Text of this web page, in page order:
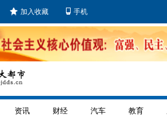
加入收藏 手机
资讯 财经 汽车 教育